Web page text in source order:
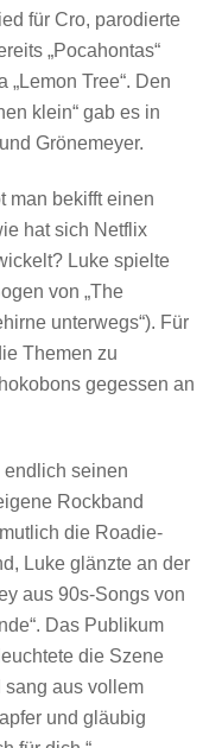
für Cro, parodierte
„Pocahontas“
„Lemon Tree“. Den
klein“ gab es in
Grönemeyer.
man bekifft einen
hat sich Netflix
Luke spielte
von „The
unterwegs“). Für
Themen zu
gegessen an
endlich seinen
Rockband
die Roadie-
Luke glänzte an der
aus 90s-Songs von
Das Publikum
die Szene
sang aus vollem
und gläubig